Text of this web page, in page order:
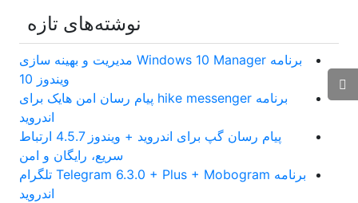
نوشته‌های تازه
برنامه Windows 10 Manager مدیریت و بهینه سازی
ویندوز 10
برنامه hike messenger پیام‌ رسان‌ امن هایک برای
اندروید
پیام رسان گپ برای اندروید + ویندوز 4.5.7 ارتباط
سریع، رایگان و امن
برنامه Telegram 6.3.0 + Plus + Mobogram تلگرام
اندروید